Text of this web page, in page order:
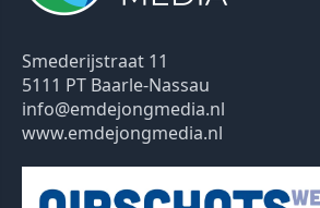
Smederijstraat 11
5111 PT Baarle-Nassau
info@emdejongmedia.nl
www.emdejongmedia.nl